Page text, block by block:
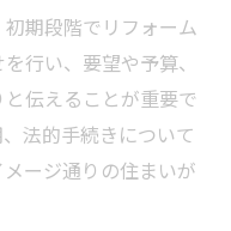
期段階でリフォーム
行い、要望や予算、
伝えることが重要で
法的手続きについて
ージ通りの住まいが